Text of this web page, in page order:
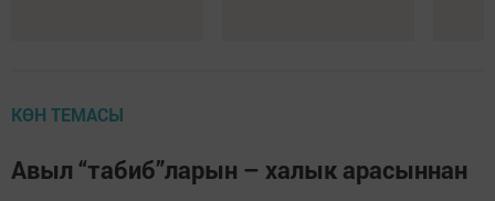
КӨН ТЕМАСЫ
Авыл “табиб”ларын – халык арасыннан